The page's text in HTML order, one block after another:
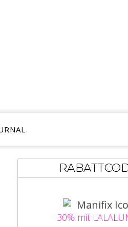
30% mit